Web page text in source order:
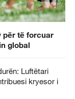
për të forcuar
global
Luftëtari
kryesor i